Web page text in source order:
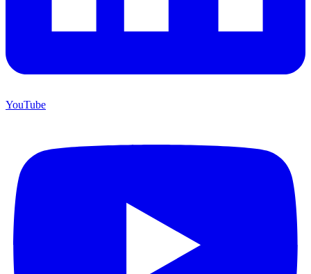
YouTube